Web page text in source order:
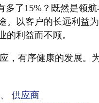
多了15%？既然是领
。以客户的长远利益
的利益而不顾。
，有序健康的发展。
、 供应商